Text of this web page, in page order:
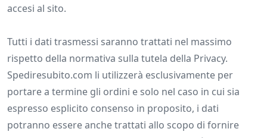
accesi al sito.
Tutti i dati trasmessi saranno trattati nel massimo
rispetto della normativa sulla tutela della Privacy.
Spediresubito.com li utilizzerà esclusivamente per
portare a termine gli ordini e solo nel caso in cui sia
espresso esplicito consenso in proposito, i dati
potranno essere anche trattati allo scopo di fornire